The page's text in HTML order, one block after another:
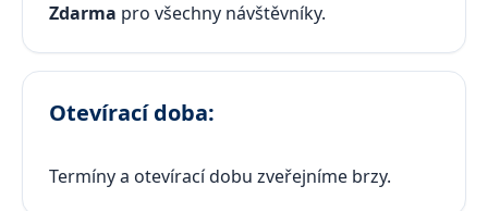
Zdarma pro všechny návštěvníky.
Otevírací doba:
Termíny a otevírací dobu zveřejníme brzy.